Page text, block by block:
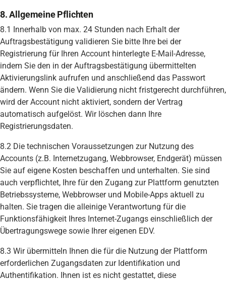
8. Allgemeine Pflichten
8.1 Innerhalb von max. 24 Stunden nach Erhalt der
Auftragsbestätigung validieren Sie bitte Ihre bei der
Registrierung für Ihren Account hinterlegte E-Mail-Adresse,
indem Sie den in der Auftragsbestätigung übermittelten
Aktivierungslink aufrufen und anschließend das Passwort
ändern. Wenn Sie die Validierung nicht fristgerecht durchführen,
wird der Account nicht aktiviert, sondern der Vertrag
automatisch aufgelöst. Wir löschen dann Ihre
Registrierungsdaten.
8.2 Die technischen Voraussetzungen zur Nutzung des
Accounts (z.B. Internetzugang, Webbrowser, Endgerät) müssen
Sie auf eigene Kosten beschaffen und unterhalten. Sie sind
auch verpflichtet, Ihre für den Zugang zur Plattform genutzten
Betriebssysteme, Webbrowser und Mobile-Apps aktuell zu
halten. Sie tragen die alleinige Verantwortung für die
Funktionsfähigkeit Ihres Internet-Zugangs einschließlich der
Übertragungswege sowie Ihrer eigenen EDV.
8.3 Wir übermitteln Ihnen die für die Nutzung der Plattform
erforderlichen Zugangsdaten zur Identifikation und
Authentifikation. Ihnen ist es nicht gestattet, diese